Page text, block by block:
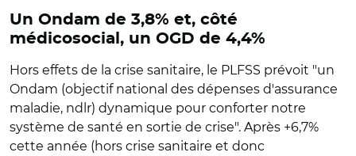
Un Ondam de 3,8% et, côté
médicosocial, un OGD de 4,4%
Hors effets de la crise sanitaire, le PLFSS prévoit "un
Ondam (objectif national des dépenses d'assurance
maladie, ndlr) dynamique pour conforter notre
système de santé en sortie de crise". Après +6,7%
cette année (hors crise sanitaire et donc